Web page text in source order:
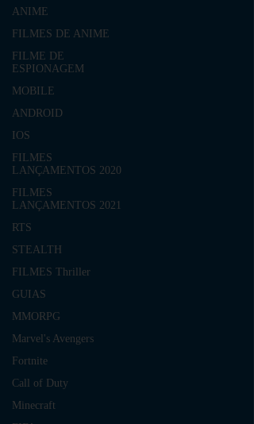
ANIME
FILMES DE ANIME
FILME DE
ESPIONAGEM
MOBILE
ANDROID
IOS
FILMES
LANÇAMENTOS 2020
FILMES
LANÇAMENTOS 2021
RTS
STEALTH
FILMES Thriller
GUIAS
MMORPG
Marvel's Avengers
Fortnite
Call of Duty
Minecraft